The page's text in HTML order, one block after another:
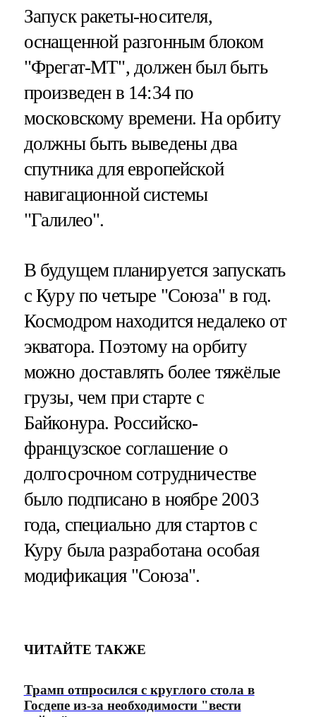
Запуск ракеты-носителя,
оснащенной разгонным блоком
"Фрегат-МТ", должен был быть
произведен в 14:34 по
московскому времени. На орбиту
должны быть выведены два
спутника для европейской
навигационной системы
"Галилео".
В будущем планируется запускать
с Куру по четыре "Союза" в год.
Космодром находится недалеко от
экватора. Поэтому на орбиту
можно доставлять более тяжёлые
грузы, чем при старте с
Байконура. Российско-
французское соглашение о
долгосрочном сотрудничестве
было подписано в ноябре 2003
года, специально для стартов с
Куру была разработана особая
модификация "Союза".
ЧИТАЙТЕ ТАКЖЕ
Трамп отпросился с круглого стола в
Госдепе из-за необходимости "вести